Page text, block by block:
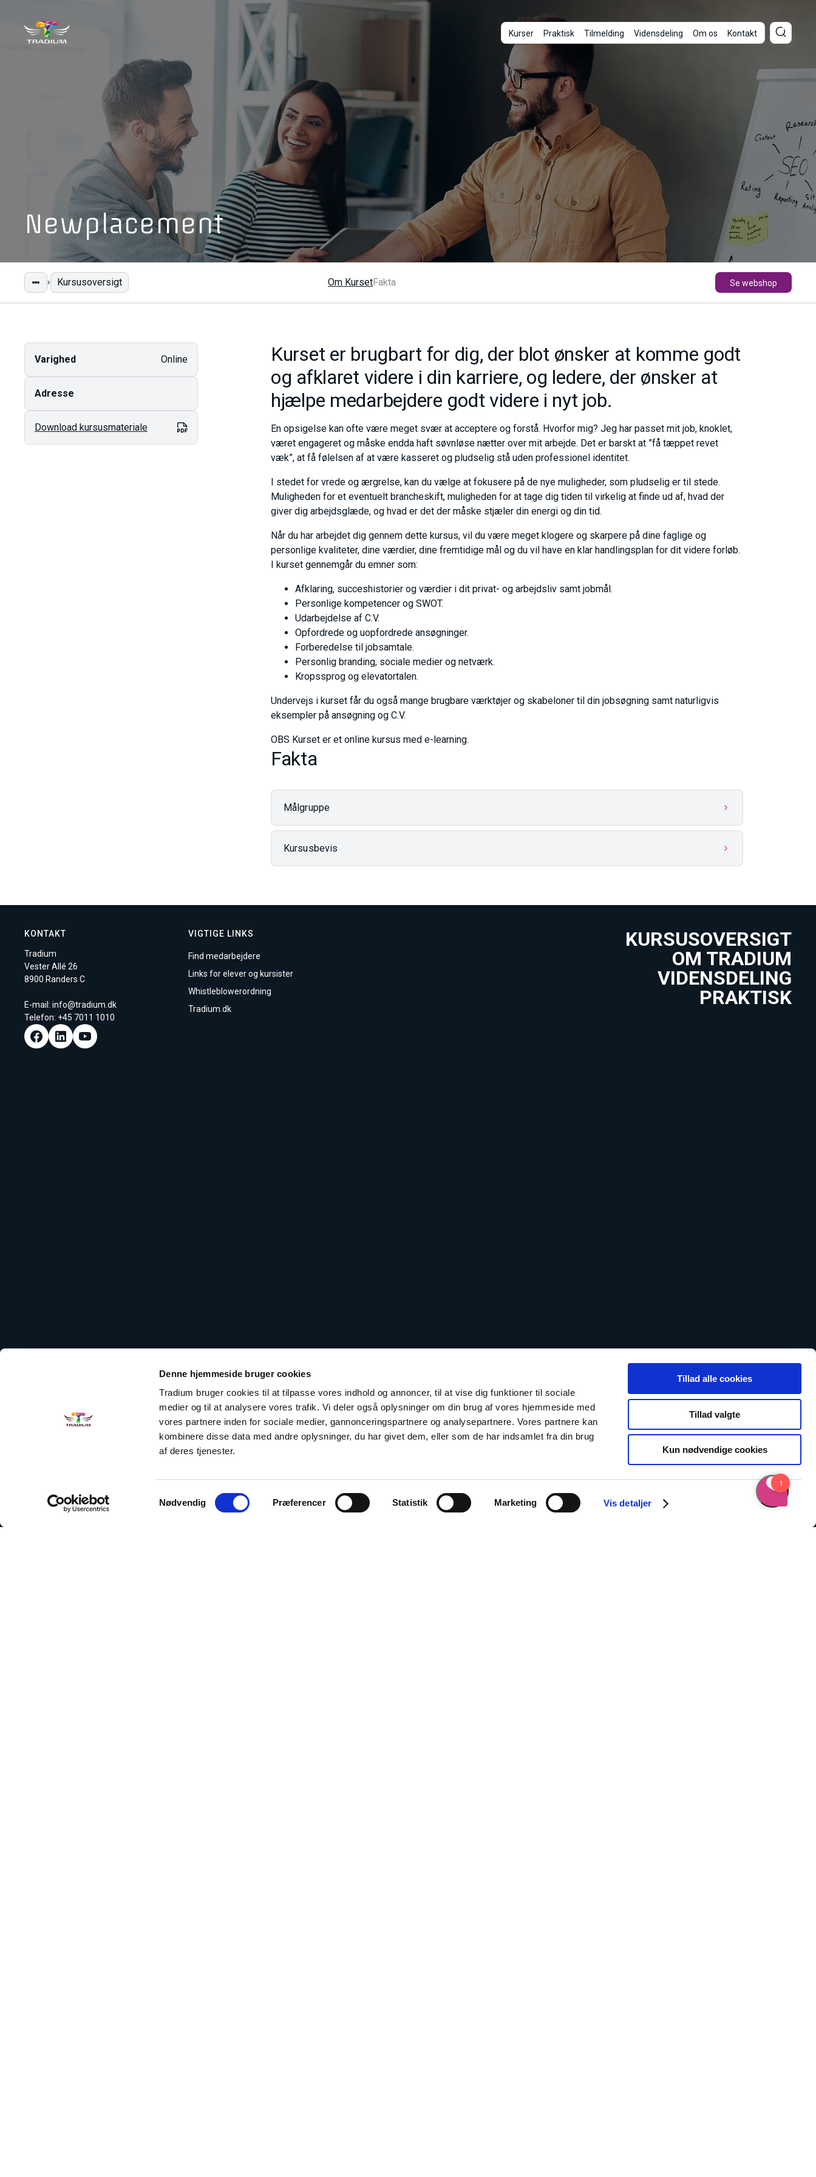
Denne hjemmeside bruger cookies
Tradium bruger cookies til at tilpasse vores indhold og annoncer, til at vise dig funktioner til sociale
medier og til at analysere vores trafik. Vi deler også oplysninger om din brug af vores hjemmeside med
vores partnere inden for sociale medier, gannonceringspartnere og analysepartnere. Vores partnere kan
kombinere disse data med andre oplysninger, du har givet dem, eller som de har indsamlet fra din brug
af deres tjenester.
Samtykkevalg
Nødvendig Præferencer Statistik Marketing Vis detaljer
Tillad alle cookies
Tillad valgte
Kun nødvendige cookies
Kurser Praktisk Tilmelding Vidensdeling Om os Kontakt
Newplacement
Kursusoversigt Om KursetFakta Se webshop
Varighed Online
Adresse
Download kursusmateriale
Kurset er brugbart for dig, der blot ønsker at komme godt
og afklaret videre i din karriere, og ledere, der ønsker at
hjælpe medarbejdere godt videre i nyt job.
En opsigelse kan ofte være meget svær at acceptere og forstå. Hvorfor mig? Jeg har passet mit job, knoklet,
været engageret og måske endda haft søvnløse nætter over mit arbejde. Det er barskt at ”få tæppet revet
væk”, at få følelsen af at være kasseret og pludselig stå uden professionel identitet.
I stedet for vrede og ærgrelse, kan du vælge at fokusere på de nye muligheder, som pludselig er til stede.
Muligheden for et eventuelt brancheskift, muligheden for at tage dig tiden til virkelig at finde ud af, hvad der
giver dig arbejdsglæde, og hvad er det der måske stjæler din energi og din tid.
Når du har arbejdet dig gennem dette kursus, vil du være meget klogere og skarpere på dine faglige og
personlige kvaliteter, dine værdier, dine fremtidige mål og du vil have en klar handlingsplan for dit videre forløb.
I kurset gennemgår du emner som:
Afklaring, succeshistorier og værdier i dit privat- og arbejdsliv samt jobmål.
Personlige kompetencer og SWOT.
Udarbejdelse af C.V.
Opfordrede og uopfordrede ansøgninger.
Forberedelse til jobsamtale.
Personlig branding, sociale medier og netværk.
Kropssprog og elevatortalen.
Undervejs i kurset får du også mange brugbare værktøjer og skabeloner til din jobsøgning samt naturligvis
eksempler på ansøgning og C.V.
OBS Kurset er et online kursus med e-learning.
Fakta
Målgruppe
Kursusbevis
KONTAKT
Tradium
Vester Allé 26
8900 Randers C
E-mail: info@tradium.dk
Telefon: +45 7011 1010
VIGTIGE LINKS
Find medarbejdere
Links for elever og kursister
Whistleblowerordning
Tradium.dk
KURSUSOVERSIGT
OM TRADIUM
VIDENSDELING
PRAKTISK